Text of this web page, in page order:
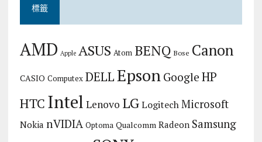
標籤
AMD Apple ASUS Atom BENQ Bose Canon
CASIO Computex DELLEpson Google HP
HTC Intel Lenovo LG Logitech Microsoft
Nokia nVIDIA Optoma Qualcomm Radeon Samsung